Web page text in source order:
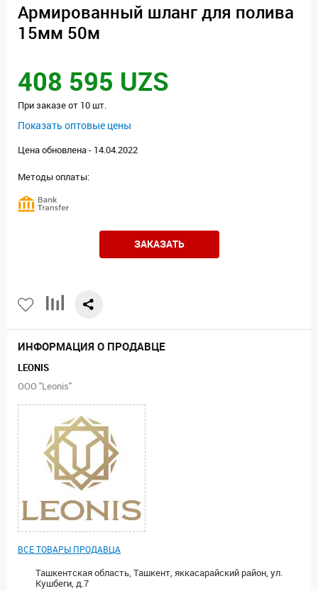
Армированный шланг для полива
15мм 50м
408 595 UZS
При заказе от 10 шт.
Показать оптовые цены
Цена обновлена - 14.04.2022
Методы оплаты:
ЗАКАЗАТЬ
ИНФОРМАЦИЯ О ПРОДАВЦЕ
LEONIS
ООО "Leonis"
ВСЕ ТОВАРЫ ПРОДАВЦА
Ташкентская область, Ташкент, яккасарайский район, ул.
Кушбеги, д.7